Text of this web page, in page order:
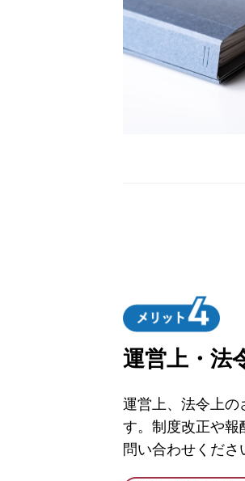
運営上・法
運営上、法令上の
す。制度改正や報
問い合わせくださ